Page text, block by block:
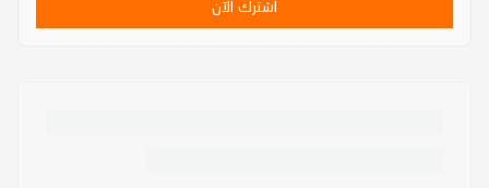
اشترك الآن